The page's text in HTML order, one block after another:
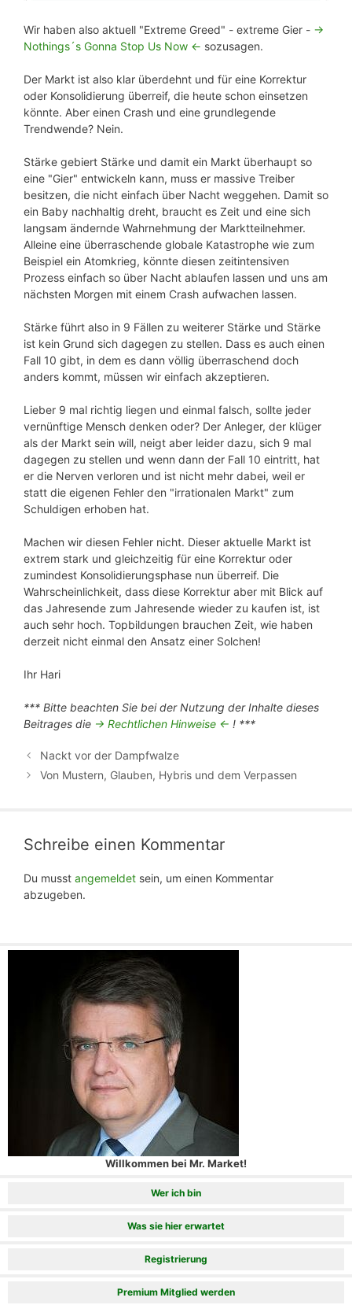
Wir haben also aktuell "Extreme Greed" - extreme Gier - ->
Nothings´s Gonna Stop Us Now <- sozusagen.
Der Markt ist also klar überdehnt und für eine Korrektur
oder Konsolidierung überreif, die heute schon einsetzen
könnte. Aber einen Crash und eine grundlegende
Trendwende? Nein.
Stärke gebiert Stärke und damit ein Markt überhaupt so
eine "Gier" entwickeln kann, muss er massive Treiber
besitzen, die nicht einfach über Nacht weggehen. Damit so
ein Baby nachhaltig dreht, braucht es Zeit und eine sich
langsam ändernde Wahrnehmung der Marktteilnehmer.
Alleine eine überraschende globale Katastrophe wie zum
Beispiel ein Atomkrieg, könnte diesen zeitintensiven
Prozess einfach so über Nacht ablaufen lassen und uns am
nächsten Morgen mit einem Crash aufwachen lassen.
Stärke führt also in 9 Fällen zu weiterer Stärke und Stärke
ist kein Grund sich dagegen zu stellen. Dass es auch einen
Fall 10 gibt, in dem es dann völlig überraschend doch
anders kommt, müssen wir einfach akzeptieren.
Lieber 9 mal richtig liegen und einmal falsch, sollte jeder
vernünftige Mensch denken oder? Der Anleger, der klüger
als der Markt sein will, neigt aber leider dazu, sich 9 mal
dagegen zu stellen und wenn dann der Fall 10 eintritt, hat
er die Nerven verloren und ist nicht mehr dabei, weil er
statt die eigenen Fehler den "irrationalen Markt" zum
Schuldigen erhoben hat.
Machen wir diesen Fehler nicht. Dieser aktuelle Markt ist
extrem stark und gleichzeitig für eine Korrektur oder
zumindest Konsolidierungsphase nun überreif. Die
Wahrscheinlichkeit, dass diese Korrektur aber mit Blick auf
das Jahresende zum Jahresende wieder zu kaufen ist, ist
auch sehr hoch. Topbildungen brauchen Zeit, wie haben
derzeit nicht einmal den Ansatz einer Solchen!
Ihr Hari
*** Bitte beachten Sie bei der Nutzung der Inhalte dieses
Beitrages die -> Rechtlichen Hinweise <- ! ***
Nackt vor der Dampfwalze
Von Mustern, Glauben, Hybris und dem Verpassen
Schreibe einen Kommentar
Du musst angemeldet sein, um einen Kommentar
abzugeben.
Willkommen bei Mr. Market!
Wer ich bin
Was sie hier erwartet
Registrierung
Premium Mitglied werden